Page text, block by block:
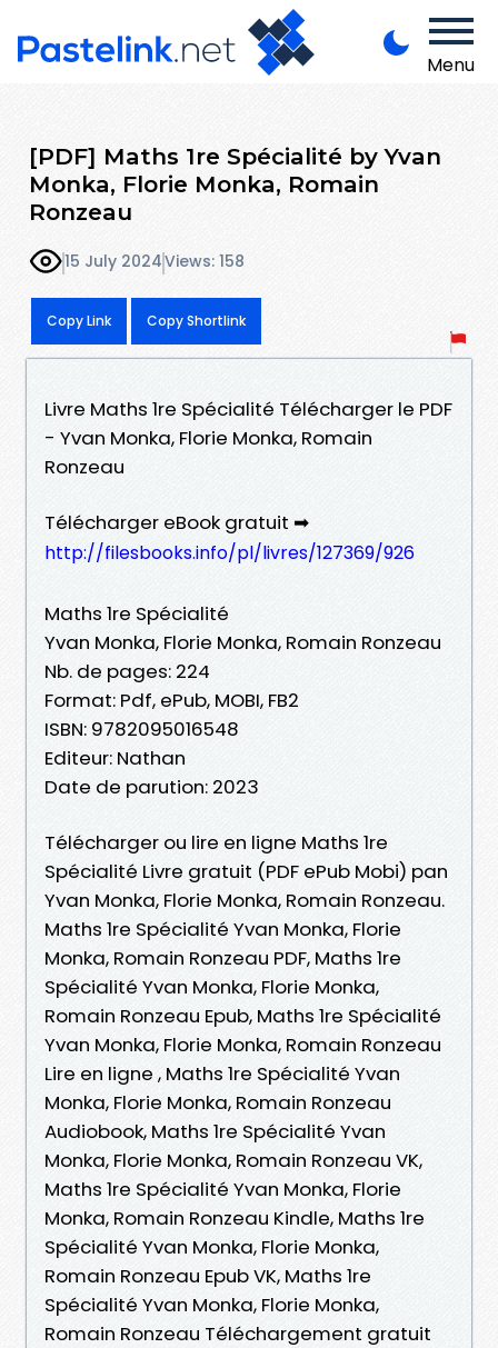
Menu
[PDF] Maths 1re Spécialité by Yvan
Monka, Florie Monka, Romain
Ronzeau
15 July 2024Views: 158
Copy Link Copy Shortlink
Livre Maths 1re Spécialité Télécharger le PDF
- Yvan Monka, Florie Monka, Romain
Ronzeau
Télécharger eBook gratuit ➡
http://filesbooks.info/pl/livres/127369/926
Maths 1re Spécialité
Yvan Monka, Florie Monka, Romain Ronzeau
Nb. de pages: 224
Format: Pdf, ePub, MOBI, FB2
ISBN: 9782095016548
Editeur: Nathan
Date de parution: 2023
Télécharger ou lire en ligne Maths 1re
Spécialité Livre gratuit (PDF ePub Mobi) pan
Yvan Monka, Florie Monka, Romain Ronzeau.
Maths 1re Spécialité Yvan Monka, Florie
Monka, Romain Ronzeau PDF, Maths 1re
Spécialité Yvan Monka, Florie Monka,
Romain Ronzeau Epub, Maths 1re Spécialité
Yvan Monka, Florie Monka, Romain Ronzeau
Lire en ligne , Maths 1re Spécialité Yvan
Monka, Florie Monka, Romain Ronzeau
Audiobook, Maths 1re Spécialité Yvan
Monka, Florie Monka, Romain Ronzeau VK,
Maths 1re Spécialité Yvan Monka, Florie
Monka, Romain Ronzeau Kindle, Maths 1re
Spécialité Yvan Monka, Florie Monka,
Romain Ronzeau Epub VK, Maths 1re
Spécialité Yvan Monka, Florie Monka,
Romain Ronzeau Téléchargement gratuit